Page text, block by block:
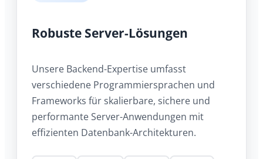
Robuste Server-Lösungen
Unsere Backend-Expertise umfasst
verschiedene Programmiersprachen und
Frameworks für skalierbare, sichere und
performante Server-Anwendungen mit
effizienten Datenbank-Architekturen.